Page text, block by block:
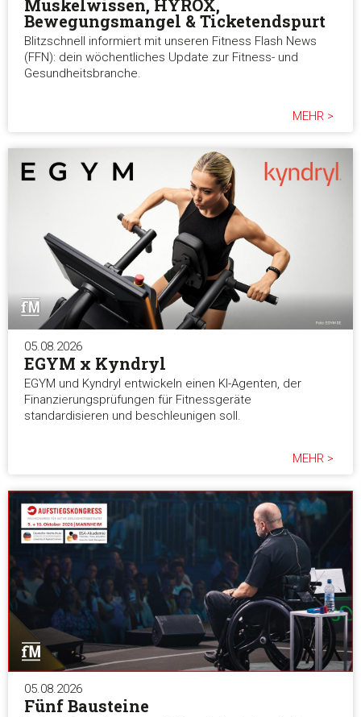
Muskelwissen, HYROX,
Bewegungsmangel & Ticketendspurt
Blitzschnell informiert mit unseren Fitness Flash News
(FFN): dein wöchentliches Update zur Fitness- und
Gesundheitsbranche.
MEHR >
05.08.2026
EGYM x Kyndryl
EGYM und Kyndryl entwickeln einen KI-Agenten, der
Finanzierungsprüfungen für Fitnessgeräte
standardisieren und beschleunigen soll.
MEHR >
05.08.2026
Fünf Bausteine